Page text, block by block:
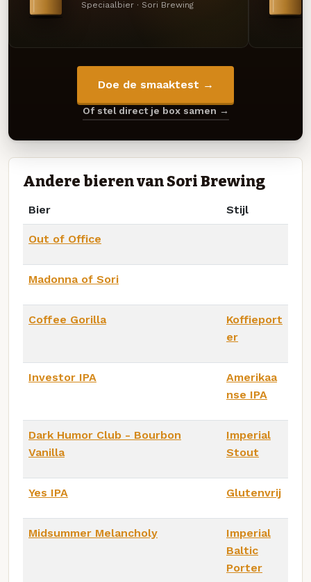
Speciaalbier · Sori Brewing
Doe de smaaktest →
Of stel direct je box samen →
Andere bieren van Sori Brewing
Bier Stijl
Out of Office
Madonna of Sori
Coffee Gorilla
Koffieport
er
Investor IPA
Amerikaa
nse IPA
Dark Humor Club - Bourbon
Vanilla
Imperial
Stout
Yes IPA Glutenvrij
Midsummer Melancholy
Imperial
Baltic
Porter